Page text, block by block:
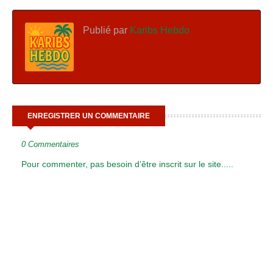
Publié par Karibs Hebdo
ENREGISTRER UN COMMENTAIRE
0 Commentaires
Pour commenter, pas besoin d’être inscrit sur le site.....